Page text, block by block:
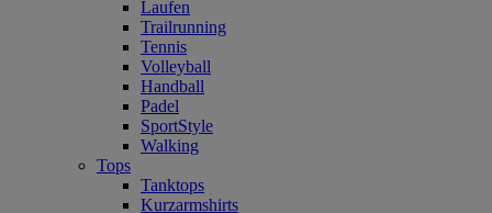
Laufen
Trailrunning
Tennis
Volleyball
Handball
Padel
SportStyle
Walking
Tops
Tanktops
Kurzarmshirts